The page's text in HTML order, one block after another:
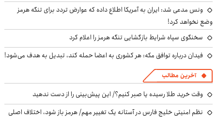
ونس مدعی شد: ایران به آمریکا اطلاع داده که عوارض تردد برای تنگه هرمز
وضع نخواهد کرد!
سخنگوی سپاه شرایط بازگشایی تنگه هرمز را اعلام کرد
فیدان درباره توافق مکه: هر کشوری به اعضا حمله کند، تبدیل به هدف می‌شود!
آخرین مطالب
وقت خرید طلا رسیده یا صبر کنیم؟/ این پیش‌بینی را از دست ندهید
نظم امنیتی خلیج فارس در آستانه یک تغییر مهم/ هرمز باز شود، اختلاف اصلی